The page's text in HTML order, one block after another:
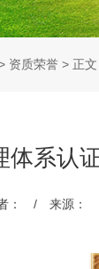
资质荣誉 > 正文
体系认
： / 来源：